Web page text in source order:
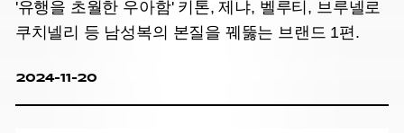
'유행을 초월한 우아함' 키톤, 제냐, 벨루티, 브루넬로
쿠치넬리 등 남성복의 본질을 꿰뚫는 브랜드 1편.
2024-11-20